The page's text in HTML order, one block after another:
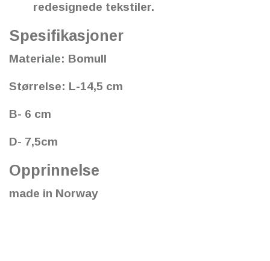
redesignede tekstiler.
Spesifikasjoner
Materiale: Bomull
Størrelse: L-14,5 cm
B- 6 cm
D- 7,5cm
Opprinnelse
made in Norway